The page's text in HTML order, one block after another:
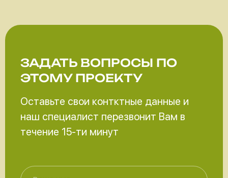
ЗАДАТЬ ВОПРОСЫ ПО
ЭТОМУ ПРОЕКТУ
Оставьте свои контктные данные и
наш специалист перезвонит Вам в
течение 15-ти минут